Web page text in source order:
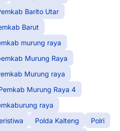
Barito Utar
Barut
murung raya
Murung Raya
Murung raya
Murung Raya 4
raya
Polda Kalteng
Polri